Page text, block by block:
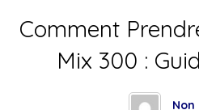
Comment
Mix 300 :
Non